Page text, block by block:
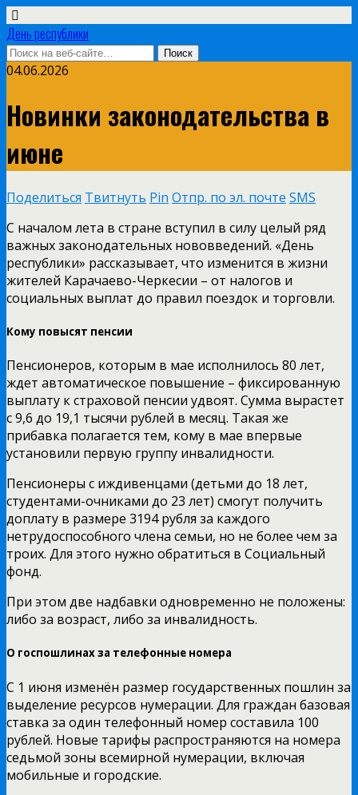
День республики
04.06.2026
Новинки законодательства в
июне
Поделиться Твитнуть Pin Отпр. по эл. почте SMS
С началом лета в стране вступил в силу целый ряд
важных законодательных нововведений. «День
республики» рассказывает, что изменится в жизни
жителей Карачаево-Черкесии – от налогов и
социальных выплат до правил поездок и торговли.
Кому повысят пенсии
Пенсионеров, которым в мае исполнилось 80 лет,
ждет автоматическое повышение – фиксированную
выплату к страховой пенсии удвоят. Сумма вырастет
с 9,6 до 19,1 тысячи рублей в месяц. Такая же
прибавка полагается тем, кому в мае впервые
установили первую группу инвалидности.
Пенсионеры с иждивенцами (детьми до 18 лет,
студентами-очниками до 23 лет) смогут получить
доплату в размере 3194 рубля за каждого
нетрудоспособного члена семьи, но не более чем за
троих. Для этого нужно обратиться в Социальный
фонд.
При этом две надбавки одновременно не положены:
либо за возраст, либо за инвалидность.
О госпошлинах за телефонные номера
С 1 июня изменён размер государственных пошлин за
выделение ресурсов нумерации. Для граждан базовая
ставка за один телефонный номер составила 100
рублей. Новые тарифы распространяются на номера
седьмой зоны всемирной нумерации, включая
мобильные и городские.